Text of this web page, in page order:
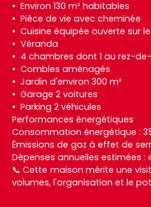
Environ 130 m² habitables
Pièce de vie avec cheminée
Cuisine équipée ouverte sur
Véranda
4 chambres dont 1 au rez-
Combles aménagés
Jardin d'environ 300 m²
Garage 2 voitures
Parking 2 véhicules
Performances énergétiques
Consommation énergétique :
Émissions de gaz à effet de
Dépenses annuelles estimées
📞 Cette maison mérite une
volumes, l'organisation et le